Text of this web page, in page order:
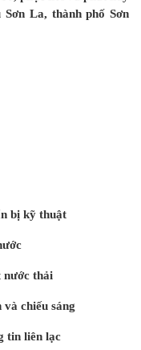
La, thành phố Sơn
bị kỹ thuật
nước thải
chiếu sáng
tin liên lạc